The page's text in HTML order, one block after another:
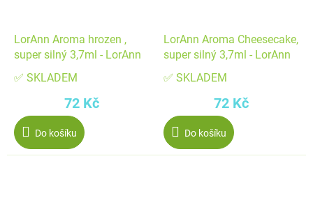
LorAnn Aroma hrozen ,
super silný 3,7ml - LorAnn
✅ SKLADEM
72 Kč
Do košíku
LorAnn Aroma Cheesecake,
super silný 3,7ml - LorAnn
✅ SKLADEM
72 Kč
Do košíku